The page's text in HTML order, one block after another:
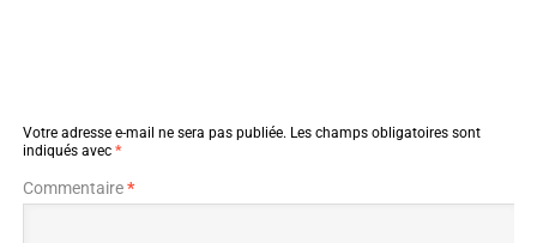
Votre adresse e-mail ne sera pas publiée. Les champs obligatoires sont
indiqués avec *
Commentaire*